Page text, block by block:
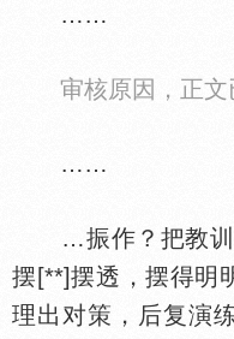
……
审核原因，正文
……
…振作？把教训
摆[**]摆透，摆得明
理出对策，后复演